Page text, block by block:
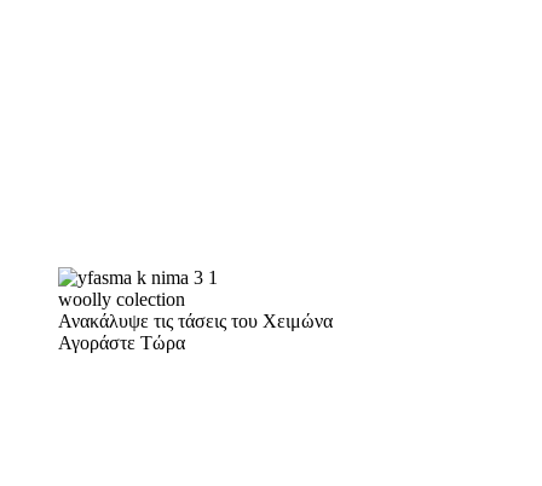
woolly colection
Ανακάλυψε τις τάσεις του Χειμώνα
Αγοράστε Τώρα